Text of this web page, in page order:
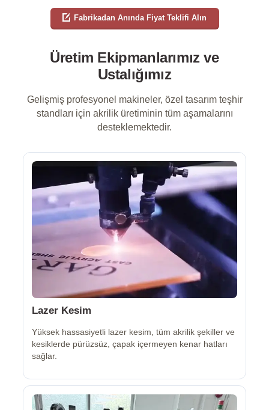
Fabrikadan Anında Fiyat Teklifi Alın
Üretim Ekipmanlarımız ve
Ustalığımız
Gelişmiş profesyonel makineler, özel tasarım teşhir
standları için akrilik üretiminin tüm aşamalarını
desteklemektedir.
Lazer Kesim
Yüksek hassasiyetli lazer kesim, tüm akrilik şekiller ve
kesiklerde pürüzsüz, çapak içermeyen kenar hatları
sağlar.